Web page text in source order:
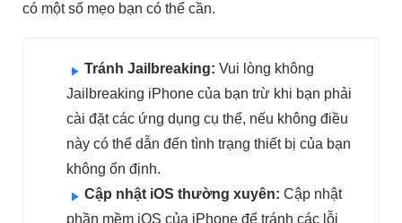
có một số mẹo bạn có thể cần.
Tránh Jailbreaking: Vui lòng không
Jailbreaking iPhone của bạn trừ khi bạn phải
cài đặt các ứng dụng cụ thể, nếu không điều
này có thể dẫn đến tình trạng thiết bị của bạn
không ổn định.
Cập nhật iOS thường xuyên: Cập nhật
phần mềm iOS của iPhone để tránh các lỗi